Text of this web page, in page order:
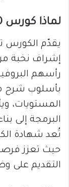
لماذا كورس CS50 من هارفارد؟
يقدّم الكورس
إشراف نخبة
رأسهم
بأسلوب شرح
المستويات،
البرمجة إلى
تُعد شهادة
حيث تعزز
التقديم على